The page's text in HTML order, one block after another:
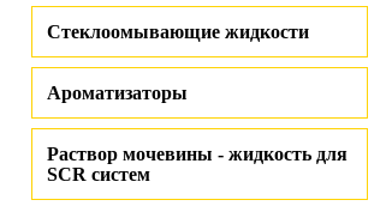
Стеклоомывающие жидкости
Ароматизаторы
Раствор мочевины - жидкость для
SCR систем